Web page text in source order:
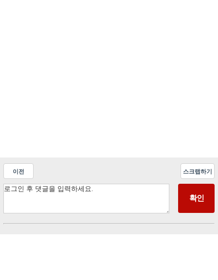
이전 스크랩하기